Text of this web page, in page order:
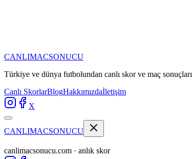
CANLIMACSONUCU
Türkiye ve dünya futbolundan canlı skor ve maç sonuçları
Canlı SkorlarBlogHakkımızdaİletişim
X
CANLIMACSONUCU
canlimacsonucu.com · anlık skor